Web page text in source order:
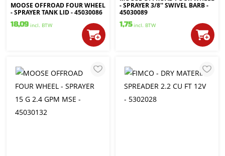
MOOSE OFFROAD FOUR WHEEL
- SPRAYER TANK LID - 45030086
18,09 incl. BTW
- SPRAYER 3/8'' SWIVEL BARB -
45030089
1,75 incl. BTW